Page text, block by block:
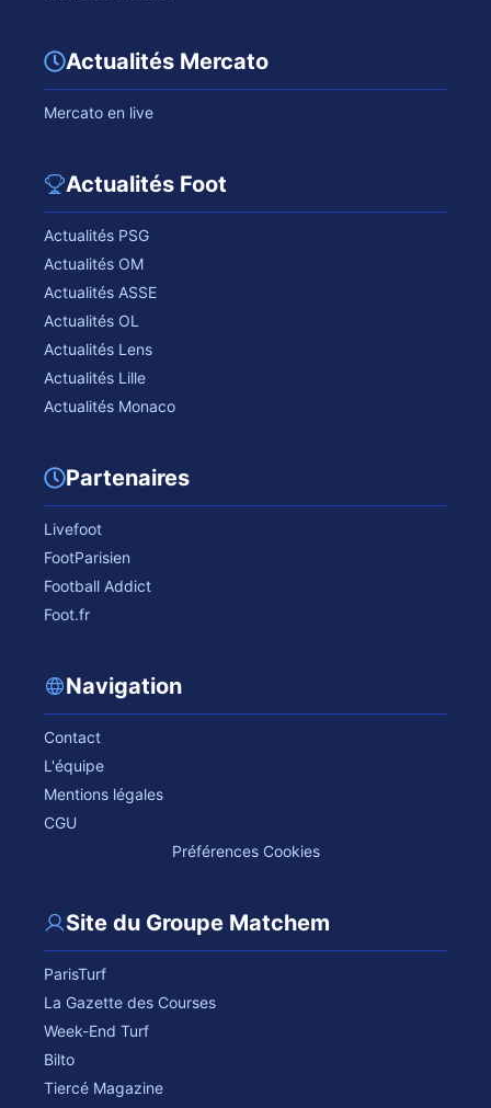
Actualités Mercato
Mercato en live
Actualités Foot
Actualités PSG
Actualités OM
Actualités ASSE
Actualités OL
Actualités Lens
Actualités Lille
Actualités Monaco
Partenaires
Livefoot
FootParisien
Football Addict
Foot.fr
Navigation
Contact
L'équipe
Mentions légales
CGU
Préférences Cookies
Site du Groupe Matchem
ParisTurf
La Gazette des Courses
Week-End Turf
Bilto
Tiercé Magazine